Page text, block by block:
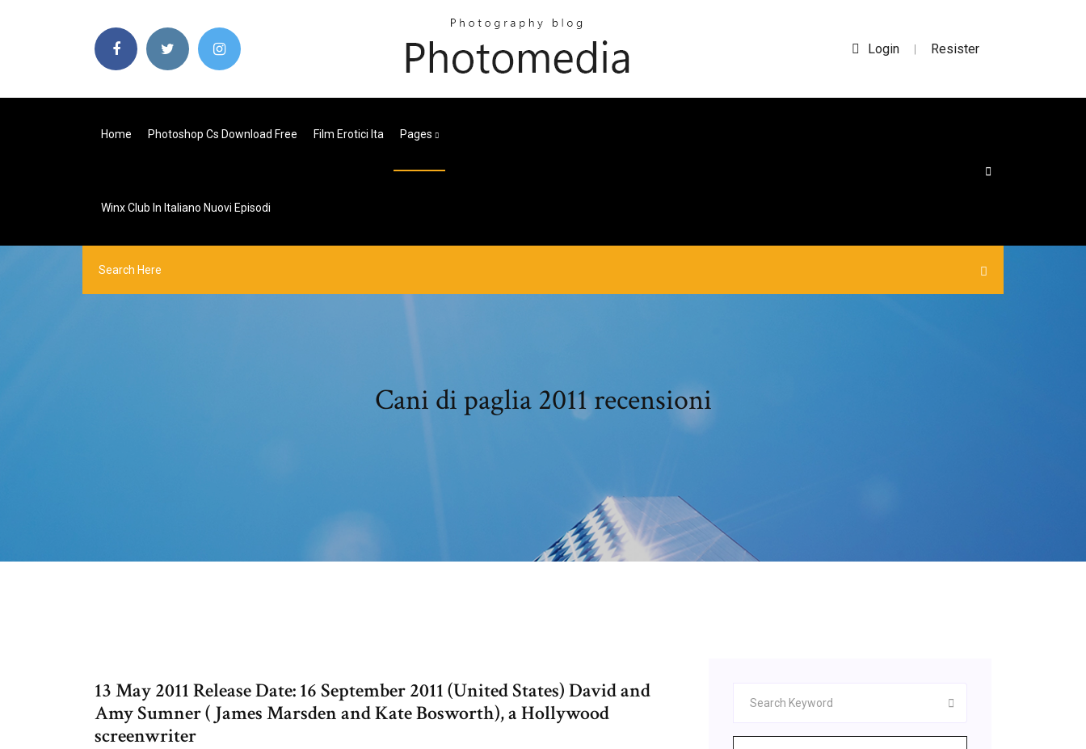
Login | Resister
Home Photoshop Cs Download Free Film Erotici Ita Pages
Winx Club In Italiano Nuovi Episodi
Cani di paglia 2011 recensioni
13 May 2011 Release Date: 16 September 2011 (United States) David and
Amy Sumner ( James Marsden and Kate Bosworth), a Hollywood
screenwriter